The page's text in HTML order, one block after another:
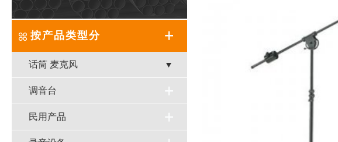
按产品类型分
话筒 麦克风
调音台
民用产品